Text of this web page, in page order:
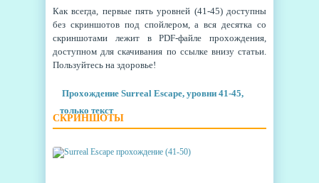
Как всегда, первые пять уровней (41-45) доступны
без скриншотов под спойлером, а вся десятка со
скриншотами лежит в PDF-файле прохождения,
доступном для скачивания по ссылке внизу статьи.
Пользуйтесь на здоровье!
Прохождение Surreal Escape, уровни 41-45,
только текст
СКРИНШОТЫ